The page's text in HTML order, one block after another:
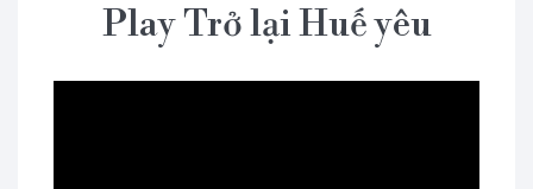
Play Trở lại Huế yêu